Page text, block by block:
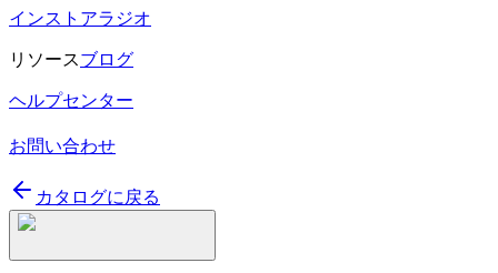
インストアラジオ
リソースブログ
ヘルプセンター
お問い合わせ
カタログに戻る